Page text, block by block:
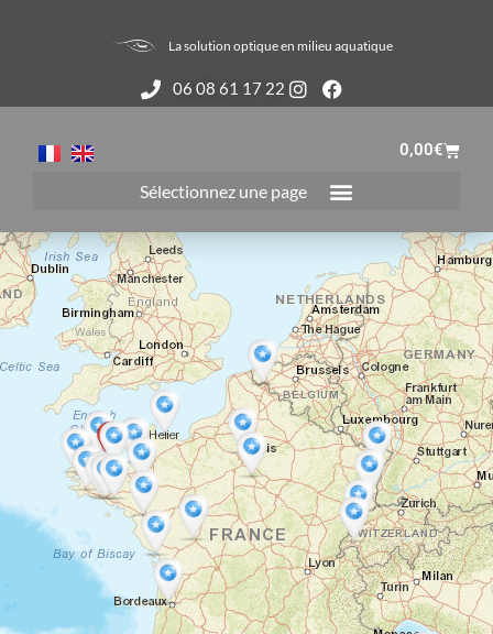
La solution optique en milieu aquatique
06 08 61 17 22
0,00€